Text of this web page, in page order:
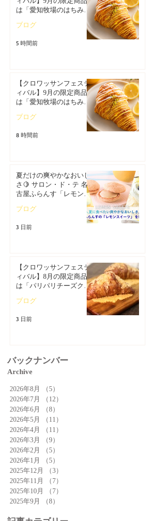
は「愛知牧場のはちみつ
ン」🥐🍋
ブログ
5 時間前
【クロワッサンフェステ
ィバル】9月の限定商品
は「愛知牧場のはちみつ
ン」🥐
ブログ
8 時間前
夏だけの爽やかなおいし
さ🍋 サロン・ド・テ 名
古屋ふらんす「レモンス
ブログ
3 日前
【クロワッサンフェステ
ィバル】8月の限定商品
は「パリパリチーズクロ
ブログ
3 日前
バックナンバー
Archive
2026年8月 （5）
2026年7月
（12）
2026年6月
（8）
2026年5月
（11）
2026年4月
（11）
2026年3月
（9）
2026年2月
（5）
2026年1月
（5）
2025年12月
（3）
2025年11月
（7）
2025年10月
（7）
2025年9月
（8）